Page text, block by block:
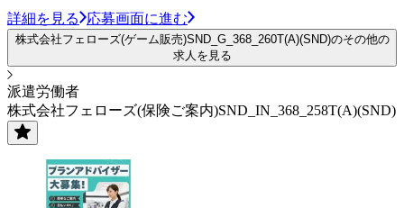
詳細を見る 応募画面に進む
株式会社フェローズ(ゲーム販売)SND_G_368_260T(A)(SND)のその他の
求人を見る
派遣労働者
株式会社フェローズ(保険ご案内)SND_IN_368_258T(A)(SND)